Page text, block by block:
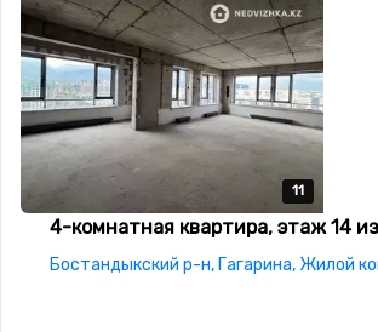
11
11
11
11
11
4-комнатная квартира, этаж 14 из
Бостандыкский р-н, Гагарина, Жилой